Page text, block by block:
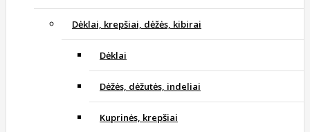
Dėklai, krepšiai, dėžės, kibirai
Dėklai
Dėžės, dėžutės, indeliai
Kuprinės, krepšiai